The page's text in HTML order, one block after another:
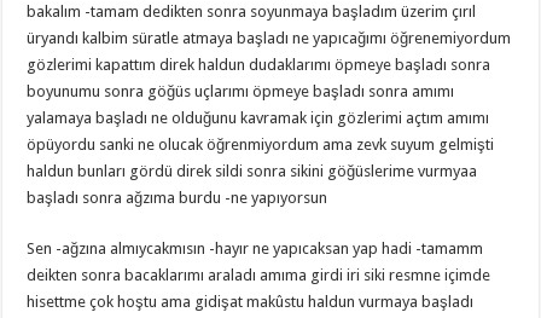
bakalım -tamam dedikten sonra soyunmaya başladım üzerim çırıl
üryandı kalbim süratle atmaya başladı ne yapıcağımı öğrenemiyordum
gözlerimi kapattım direk haldun dudaklarımı öpmeye başladı sonra
boyunumu sonra göğüs uçlarımı öpmeye başladı sonra amımı
yalamaya başladı ne olduğunu kavramak için gözlerimi açtım amımı
öpüyordu sanki ne olucak öğrenmiyordum ama zevk suyum gelmişti
haldun bunları gördü direk sildi sonra sikini göğüslerime vurmyaa
başladı sonra ağzıma burdu -ne yapıyorsun
Sen -ağzına almıycakmısın -hayır ne yapıcaksan yap hadi -tamamm
deikten sonra bacaklarımı araladı amıma girdi iri siki resmne içimde
hisettme çok hoştu ama gidişat makûstu haldun vurmaya başladı